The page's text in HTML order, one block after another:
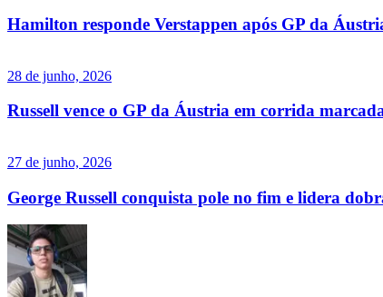
Hamilton responde Verstappen após GP da
28 de junho, 2026
Russell vence o GP da Áustria em corrida
27 de junho, 2026
George Russell conquista pole no fim e lidera